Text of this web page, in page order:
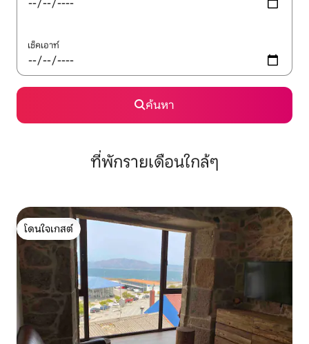
เช็คเอาท์
ค้นหา
ที่พักรายเดือนใกล้ๆ
โดนใจเกสต์
โดนใจเกสต์